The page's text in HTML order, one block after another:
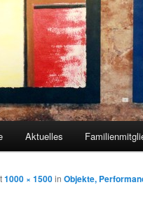
Aktuelles
1000 × 1500in Objekte,